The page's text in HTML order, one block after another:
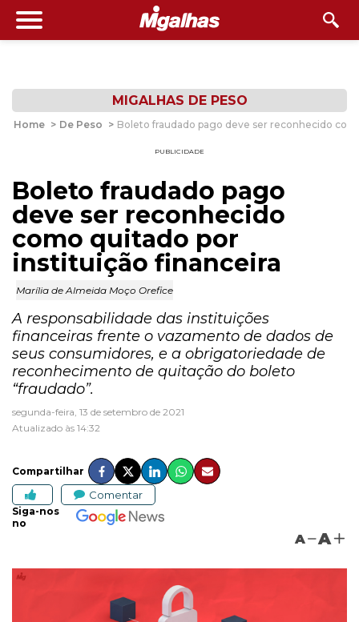
MIGALHAS DE PESO
Home > De Peso > Boleto fraudado pago deve ser reconhecido
PUBLICIDADE
Boleto fraudado pago
deve ser reconhecido
como quitado por
instituição financeira
Marília de Almeida Moço Orefice
A responsabilidade das instituições
financeiras frente o vazamento de dados de
seus consumidores, e a obrigatoriedade de
reconhecimento de quitação do boleto
“fraudado”.
segunda-feira, 13 de setembro de 2021
Atualizado às 14:32
Compartilhar
Comentar
Siga-nos
no
A A